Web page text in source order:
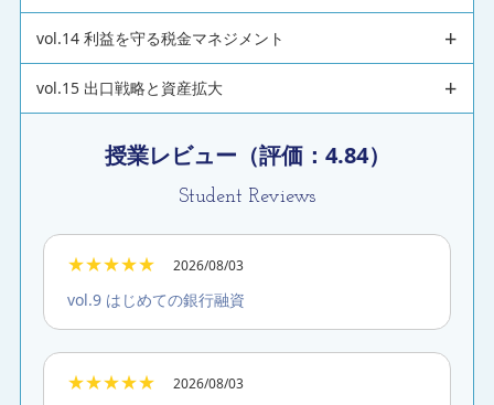
vol.14 利益を守る税金マネジメント
vol.15 出口戦略と資産拡大
授業レビュー（評価： 4.84）
Student Reviews
★★★★★ 2026/08/03
vol.9 はじめての銀行融資
★★★★★ 2026/08/03